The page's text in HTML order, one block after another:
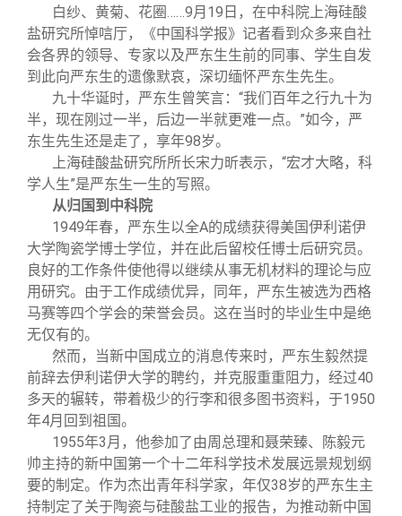
实用信息
总会章程
理事会名单
制度法规
联系我们
白纱、黄菊、花圈……9月19日，在中科院上海硅酸
盐研究所悼唁厅，《中国科学报》记者看到众多来自社
会各界的领导、专家以及严东生生前的同事、学生自发
到此向严东生的遗像默哀，深切缅怀严东生先生。
九十华诞时，严东生曾笑言：“我们百年之行九十为
半，现在刚过一半，后边一半就更难一点。”如今，严
东生先生还是走了，享年98岁。
上海硅酸盐研究所所长宋力昕表示，“宏才大略，科
学人生”是严东生一生的写照。
从归国到中科院
1949年春，严东生以全A的成绩获得美国伊利诺伊
大学陶瓷学博士学位，并在此后留校任博士后研究员。
良好的工作条件使他得以继续从事无机材料的理论与应
用研究。由于工作成绩优异，同年，严东生被选为西格
马赛等四个学会的荣誉会员。这在当时的毕业生中是绝
无仅有的。
然而，当新中国成立的消息传来时，严东生毅然提
前辞去伊利诺伊大学的聘约，并克服重重阻力，经过40
多天的辗转，带着极少的行李和很多图书资料，于1950
年4月回到祖国。
1955年3月，他参加了由周总理和聂荣臻、陈毅元
帅主持的新中国第一个十二年科学技术发展远景规划纲
要的制定。作为杰出青年科学家，年仅38岁的严东生主
持制定了关于陶瓷与硅酸盐工业的报告，为推动新中国